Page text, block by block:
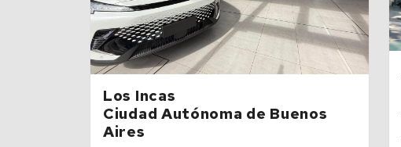
Los Incas
Ciudad Autónoma de Buenos
Aires